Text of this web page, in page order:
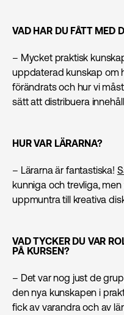
VAD HAR DU FÅTT MED
– Mycket praktisk
uppdaterad kunskap om
förändrats och hur vi
sätt att distribuera innehåll.
HUR VAR LÄRARNA?
– Lärarna är fantastiska!
kunniga och trevliga,
uppmuntra till kreativa
VAD TYCKER DU VAR
PÅ KURSEN?
– Det var nog just de
den nya kunskapen i
fick av varandra och av